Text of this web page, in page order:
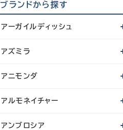
ブランドから探す
アーガイルディッシュ
アズミラ
アニモンダ
アルモネイチャー
アンブロシア